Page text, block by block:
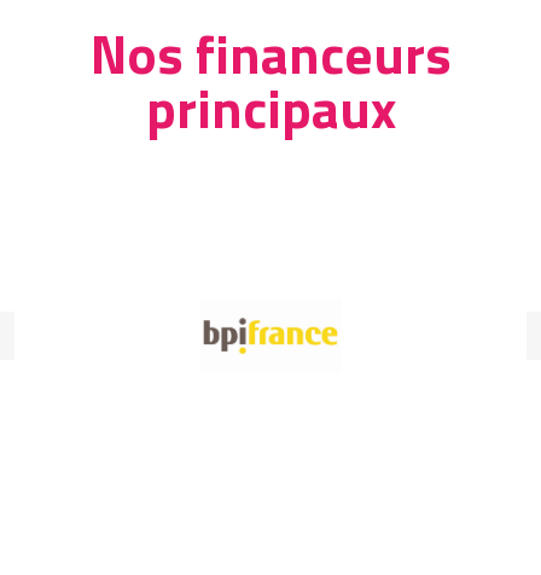
Nos financeurs
principaux